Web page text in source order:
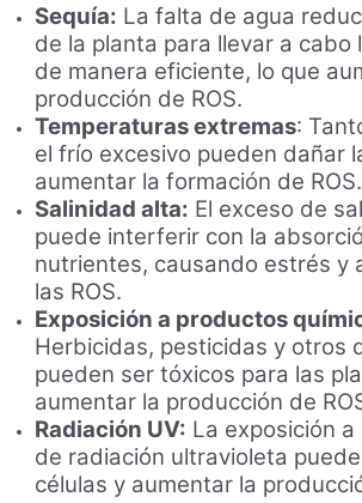
Sequía: La falta de agua
de la planta para llevar a cabo
de manera eficiente, lo que
producción de ROS.
Temperaturas extremas:
el frío excesivo pueden dañar
aumentar la formación de ROS.
Salinidad alta: El exceso de
puede interferir con la
nutrientes, causando estrés y
las ROS.
Exposición a productos
Herbicidas, pesticidas y otros
pueden ser tóxicos para las
aumentar la producción de
Radiación UV: La exposición
de radiación ultravioleta
células y aumentar la